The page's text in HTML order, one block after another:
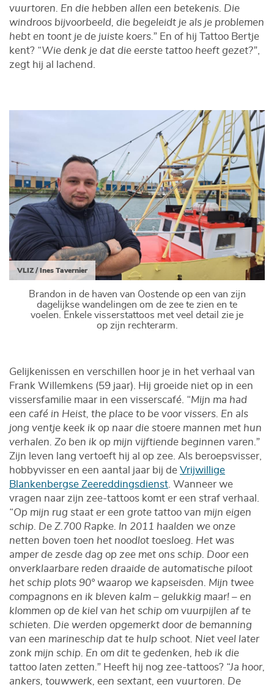
vuurtoren. En die hebben allen een betekenis. Die
windroos bijvoorbeeld, die begeleidt je als je problemen
hebt en toont je de juiste koers.” En of hij Tattoo Bertje
kent? “Wie denk je dat die eerste tattoo heeft gezet?”
zegt hij al lachend.
VLIZ / Ines Tavernier
Brandon in de haven van Oostende op een van zijn
dagelijkse wandelingen om de zee te zien en te
voelen. Enkele visserstattoos met veel detail zie je
op zijn rechterarm.
Gelijkenissen en verschillen hoor je in het verhaal van
Frank Willemkens (59 jaar). Hij groeide niet op in een
vissersfamilie maar in een visserscafé. “Mijn ma had
een café in Heist, the place to be voor vissers. En als
jong ventje keek ik op naar die stoere mannen met hun
verhalen. Zo ben ik op mijn vijftiende beginnen varen.”
Zijn leven lang vertoeft hij al op zee. Als beroepsvisser,
hobbyvisser en een aantal jaar bij de Vrijwillige
Blankenbergse Zeereddingsdienst . Wanneer we
vragen naar zijn zee-tattoos komt er een straf verhaal.
“Op mijn rug staat er een grote tattoo van mijn eigen
schip. De Z.700 Rapke. In 2011 haalden we onze
netten boven toen het noodlot toesloeg. Het was
amper de zesde dag op zee met ons schip. Door een
onverklaarbare reden draaide de automatische piloot
het schip plots 90° waarop we kapseisden. Mijn twee
compagnons en ik bleven kalm – gelukkig maar! – en
klommen op de kiel van het schip om vuurpijlen af te
schieten. Die werden opgemerkt door de bemanning
van een marineschip dat te hulp schoot. Niet veel later
zonk mijn schip. En om dit te gedenken, heb ik die
tattoo laten zetten.” Heeft hij nog zee-tattoos? “Ja hoor,
ankers, touwwerk, een sextant, een vuurtoren. De